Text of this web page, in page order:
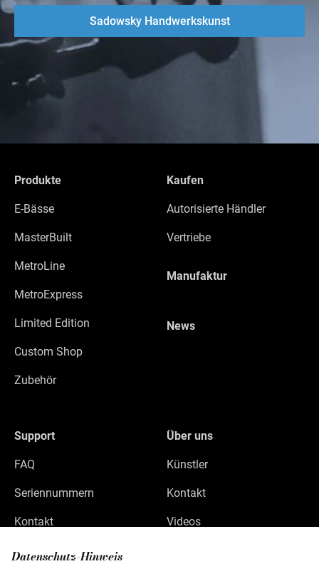
Datenschutz-Hinweis
Sadowsky Handwerkskunst
Produkte
E-Bässe
MasterBuilt
MetroLine
MetroExpress
Limited Edition
Custom Shop
Zubehör
Kaufen
Autorisierte Händler
Vertriebe
Manufaktur
News
Support
FAQ
Seriennummern
Kontakt
Über uns
Künstler
Kontakt
Videos